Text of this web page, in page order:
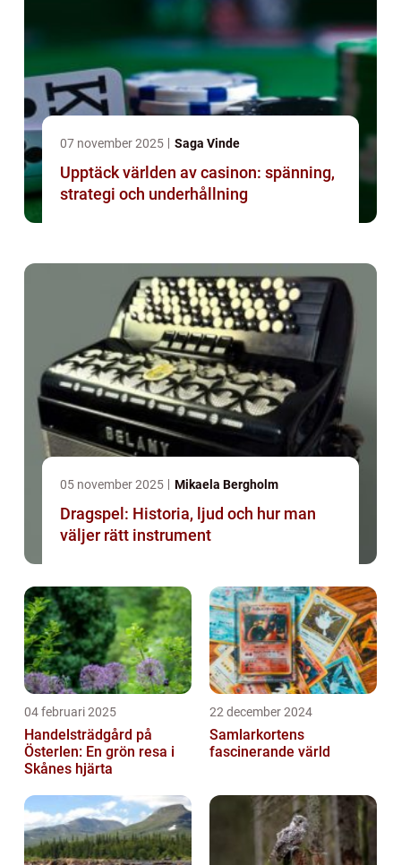
07 november 2025 Saga Vinde
Upptäck världen av casinon: spänning,
strategi och underhållning
05 november 2025 Mikaela Bergholm
Dragspel: Historia, ljud och hur man
väljer rätt instrument
04 februari 2025
Handelsträdgård på
Österlen: En grön resa i
Skånes hjärta
22 december 2024
Samlarkortens
fascinerande värld